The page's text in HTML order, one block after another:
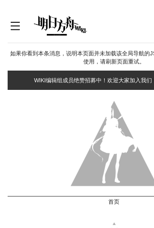
如果你看到本条消息，说明本页面并未加载该全局导航的
使用，请刷新页面重试。
WIKI编辑组成员绝赞招募中！欢迎大家加入我们
首页